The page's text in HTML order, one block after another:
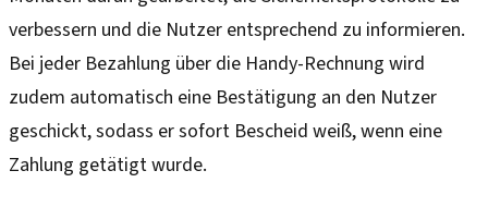
verbessern und die Nutzer entsprechend zu informieren.
Bei jeder Bezahlung über die Handy-Rechnung wird
zudem automatisch eine Bestätigung an den Nutzer
geschickt, sodass er sofort Bescheid weiß, wenn eine
Zahlung getätigt wurde.